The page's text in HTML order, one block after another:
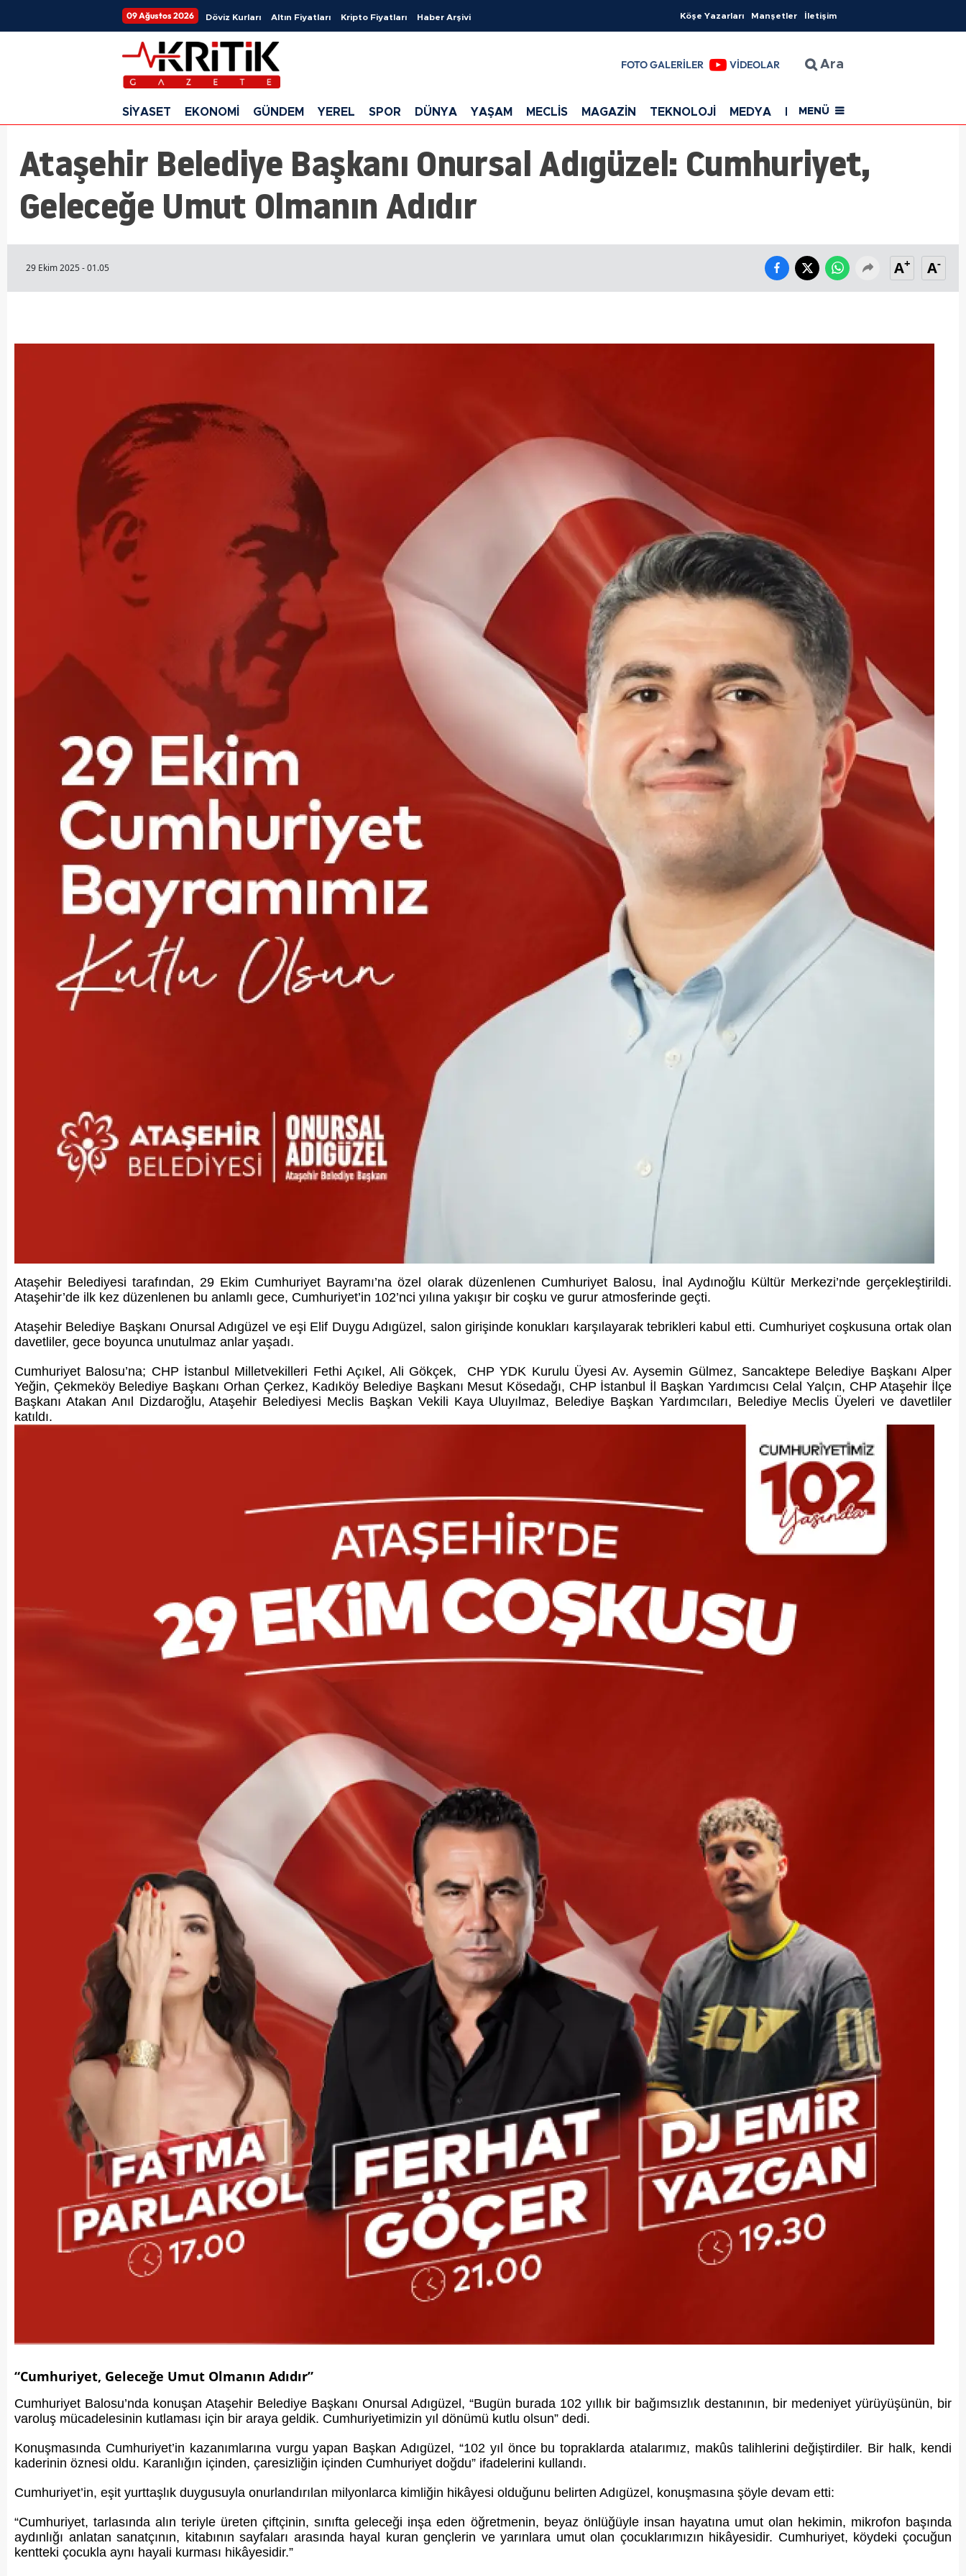
09 Ağustos 2026 Döviz Kurları Altın Fiyatları Kripto Fiyatları Haber Arşivi Köşe Yazarları Manşetler İletişim
FOTO GALERİLER VİDEOLAR Ara
SİYASET EKONOMİ GÜNDEM YEREL SPOR DÜNYA YAŞAM MECLİS MAGAZİN TEKNOLOJİ MEDYA EĞİTİM SAĞLIK
MENÜ
Ataşehir Belediye Başkanı Onursal Adıgüzel: Cumhuriyet,
Geleceğe Umut Olmanın Adıdır
29 Ekim 2025 - 01.05 A+ A-
Ataşehir Belediyesi tarafından, 29 Ekim Cumhuriyet Bayramı’na özel olarak düzenlenen Cumhuriyet Balosu, İnal Aydınoğlu Kültür Merkezi’nde gerçekleştirildi.
Ataşehir’de ilk kez düzenlenen bu anlamlı gece, Cumhuriyet’in 102’nci yılına yakışır bir coşku ve gurur atmosferinde geçti.
Ataşehir Belediye Başkanı Onursal Adıgüzel ve eşi Elif Duygu Adıgüzel, salon girişinde konukları karşılayarak tebrikleri kabul etti. Cumhuriyet coşkusuna ortak olan
davetliler, gece boyunca unutulmaz anlar yaşadı.
Cumhuriyet Balosu’na; CHP İstanbul Milletvekilleri Fethi Açıkel, Ali Gökçek, CHP YDK Kurulu Üyesi Av. Aysemin Gülmez, Sancaktepe Belediye Başkanı Alper
Yeğin, Çekmeköy Belediye Başkanı Orhan Çerkez, Kadıköy Belediye Başkanı Mesut Kösedağı, CHP İstanbul İl Başkan Yardımcısı Celal Yalçın, CHP Ataşehir İlçe
Başkanı Atakan Anıl Dizdaroğlu, Ataşehir Belediyesi Meclis Başkan Vekili Kaya Uluyılmaz, Belediye Başkan Yardımcıları, Belediye Meclis Üyeleri ve davetliler
katıldı.
“Cumhuriyet, Geleceğe Umut Olmanın Adıdır”
Cumhuriyet Balosu’nda konuşan Ataşehir Belediye Başkanı Onursal Adıgüzel, “Bugün burada 102 yıllık bir bağımsızlık destanının, bir medeniyet yürüyüşünün, bir
varoluş mücadelesinin kutlaması için bir araya geldik. Cumhuriyetimizin yıl dönümü kutlu olsun” dedi.
Konuşmasında Cumhuriyet’in kazanımlarına vurgu yapan Başkan Adıgüzel, “102 yıl önce bu topraklarda atalarımız, makûs talihlerini değiştirdiler. Bir halk, kendi
kaderinin öznesi oldu. Karanlığın içinden, çaresizliğin içinden Cumhuriyet doğdu” ifadelerini kullandı.
Cumhuriyet’in, eşit yurttaşlık duygusuyla onurlandırılan milyonlarca kimliğin hikâyesi olduğunu belirten Adıgüzel, konuşmasına şöyle devam etti:
“Cumhuriyet, tarlasında alın teriyle üreten çiftçinin, sınıfta geleceği inşa eden öğretmenin, beyaz önlüğüyle insan hayatına umut olan hekimin, mikrofon başında
aydınlığı anlatan sanatçının, kitabının sayfaları arasında hayal kuran gençlerin ve yarınlara umut olan çocuklarımızın hikâyesidir. Cumhuriyet, köydeki çocuğun
kentteki çocukla aynı hayali kurması hikâyesidir.”